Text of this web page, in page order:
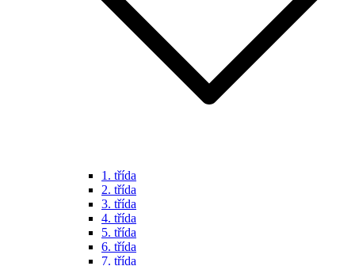
1. třída
2. třída
3. třída
4. třída
5. třída
6. třída
7. třída